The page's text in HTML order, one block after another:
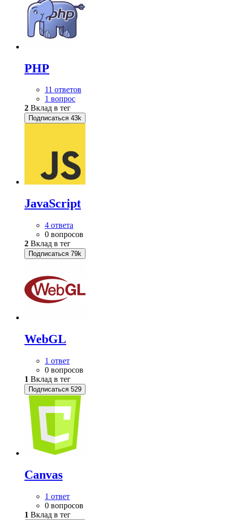
PHP
11 ответов
1 вопрос
2 Вклад в тег
Подписаться 43k
JavaScript
4 ответа
0 вопросов
2 Вклад в тег
Подписаться 79k
WebGL
1 ответ
0 вопросов
1 Вклад в тег
Подписаться 529
Canvas
1 ответ
0 вопросов
1 Вклад в тег